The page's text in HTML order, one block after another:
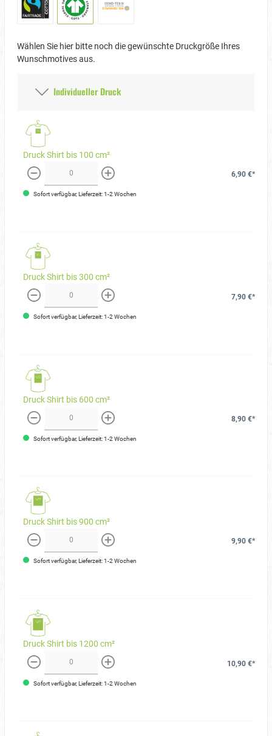
Wählen Sie hier bitte noch die gewünschte Druckgröße Ihres
Wunschmotives aus.
Individueller Druck
Druck Shirt bis 100 cm²
weniger mehr
6,90 €*
Sofort verfügbar, Lieferzeit: 1-2 Wochen
Druck Shirt bis 300 cm²
weniger mehr
7,90 €*
Sofort verfügbar, Lieferzeit: 1-2 Wochen
Druck Shirt bis 600 cm²
weniger mehr
8,90 €*
Sofort verfügbar, Lieferzeit: 1-2 Wochen
Druck Shirt bis 900 cm²
weniger mehr
9,90 €*
Sofort verfügbar, Lieferzeit: 1-2 Wochen
Druck Shirt bis 1200 cm²
weniger mehr
10,90 €*
Sofort verfügbar, Lieferzeit: 1-2 Wochen